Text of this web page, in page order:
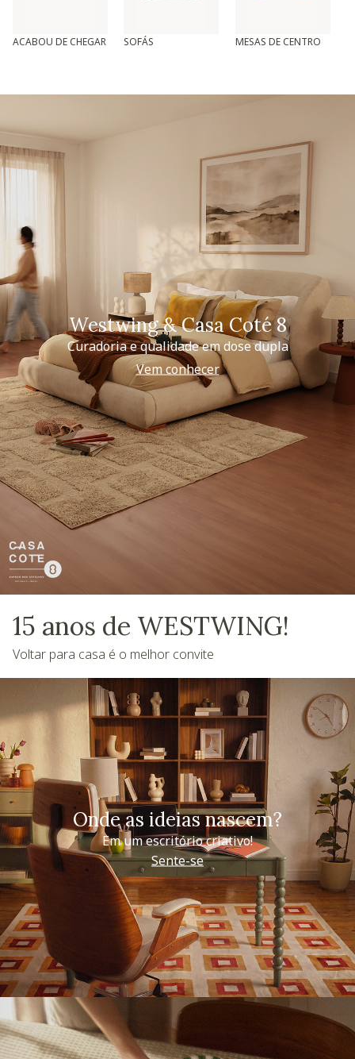
ACABOU DE CHEGAR SOFÁS MESAS DE CENTRO
Westwing & Casa Coté 8
Curadoria e qualidade em dose dupla
Vem conhecer
15 anos de WESTWING!
Voltar para casa é o melhor convite
Onde as ideias nascem?
Em um escritório criativo!
Sente-se